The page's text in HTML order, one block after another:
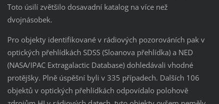
Toto úsilí zvětšilo dosavadní katalog na více než
dvojnásobek.
Pro objekty identifikované v rádiových pozorováních pak v
optických přehlídkách SDSS (Sloanova přehlídka) a NED
(NASA/IPAC Extragalactic Database) dohledávali vhodné
protějšky. Plně úspěšní byli v 335 případech. Dalších 106
objektů v optických přehlídkách odpovídalo polohově